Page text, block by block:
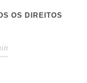
OS DIREITOS